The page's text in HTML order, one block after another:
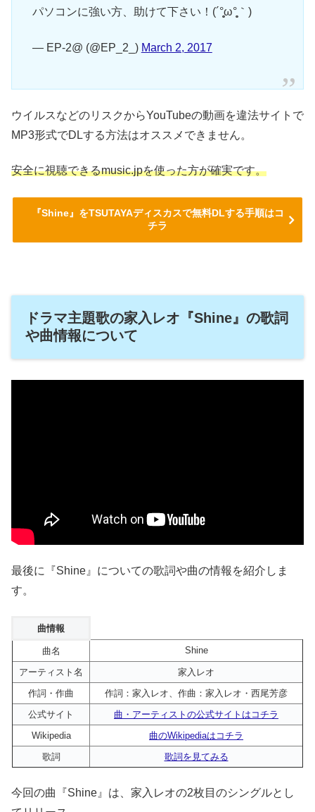
パソコンに強い方、助けて下さい！(´°̥̥̥ω°̥̥̥｀)
— EP-2@ (@EP_2_) March 2, 2017
ウイルスなどのリスクからYouTubeの動画を違法サイトで
MP3形式でDLする方法はオススメできません。
安全に視聴できるmusic.jpを使った方が確実です。
『Shine』をTSUTAYAディスカスで無料DLする手順はコ
チラ
ドラマ主題歌の家入レオ『Shine』の歌詞
や曲情報について
最後に『Shine』についての歌詞や曲の情報を紹介しま
す。
曲情報
曲名 Shine
アーティスト名
家入レオ
作詞・作曲
作詞：家入レオ、作曲：家入レオ・西尾芳彦
公式サイト
曲・アーティストの公式サイトはコチラ
Wikipedia
曲のWikipediaはコチラ
歌詞
歌詞を見てみる
今回の曲『Shine』は、家入レオの2枚目のシングルとし